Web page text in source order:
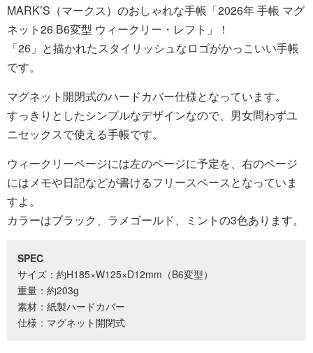
MARK’S（マークス）のおしゃれな手帳「2026年 手帳 マグ
ネット26 B6変型 ウィークリー・レフト」！
「26」と描かれたスタイリッシュなロゴがかっこいい手帳
です。
マグネット開閉式のハードカバー仕様となっています。
すっきりとしたシンプルなデザインなので、男女問わずユ
ニセックスで使える手帳です。
ウィークリーページには左のページに予定を、右のページ
にはメモや日記などが書けるフリースペースとなっていま
すよ。
カラーはブラック、ラメゴールド、ミントの3色あります。
SPEC
サイズ：約H185×W125×D12mm（B6変型）
重量：約203g
素材：紙製ハードカバー
仕様：マグネット開閉式